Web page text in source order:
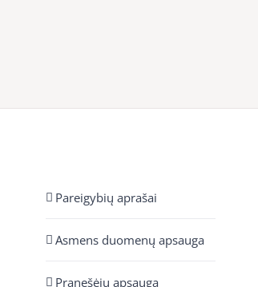
Pareigybių aprašai
Asmens duomenų apsauga
Pranešėjų apsauga